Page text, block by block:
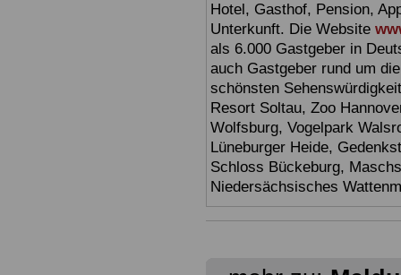
Hotel, Gasthof, Pension,
Unterkunft. Die Website
als 6.000 Gastgeber in
auch Gastgeber rund um
schönsten
Resort Soltau, Zoo
Wolfsburg, Vogelpark
Lüneburger Heide,
Schloss Bückeburg,
Niedersächsisches